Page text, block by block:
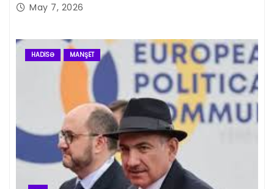
May 7, 2026
HADISƏ MANŞET